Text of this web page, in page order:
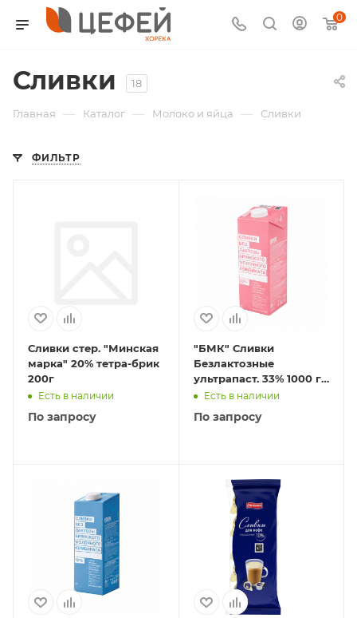
0
Сливки 18
Главная — Каталог — Молоко и яйца — Сливки
ФИЛЬТР
Сливки стер. "Минская
марка" 20% тетра-брик
200г
Есть в наличии
По запросу
"БМК" Сливки
Безлактозные
ультрапаст. 33% 1000 гр
ТВА EDGE 1/12
Есть в наличии
По запросу